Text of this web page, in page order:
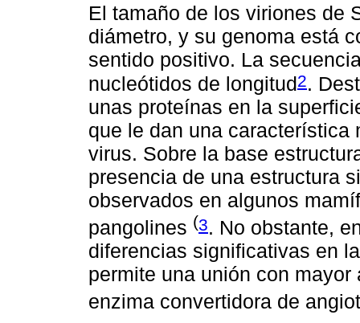
El tamaño de los viriones de
diámetro, y su genoma está
sentido positivo. La
nucleótidos de longitud2.
unas proteínas en la
que le dan una característica
virus. Sobre la base
presencia de una estructura
observados en algunos
pangolines (3. No obstante,
diferencias significativas en
permite una unión con
enzima convertidora de